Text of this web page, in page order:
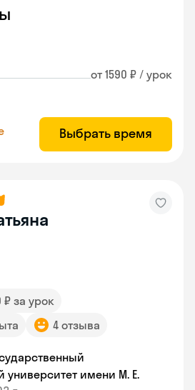
от 1590 ₽ / урок
Выбрать время
₽ за урок
4 отзыва
университет имени М. Е.